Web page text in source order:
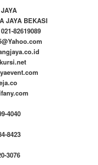
JAYA BEKASI
82619089
4040
8423
3076